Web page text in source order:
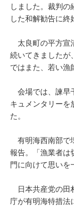
しました。裁判の
した和解勧告に終
太良町の平方宣
続いてきましたが
ではまた、若い漁
会場では、諫早
キュメンタリーを
た。
有明海西南部で
報告。「漁業者は
門に向けて思いを
日本共産党の田
庁が有明海特措法